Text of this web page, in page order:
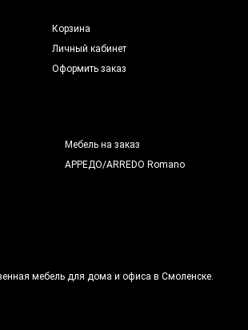
Корзина
Личный кабинет
Оформить заказ
Мебель на заказ
АРРЕДО/ARREDO Romano
мебель для дома и офиса в Смоленске.